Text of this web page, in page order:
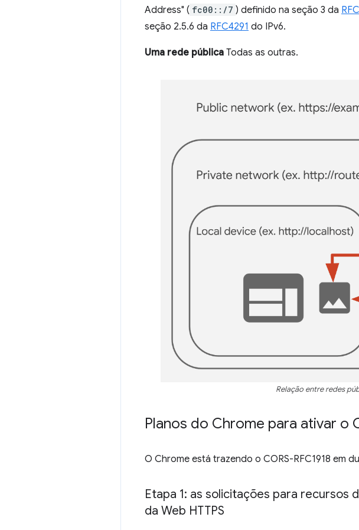
Address" ( fc00::/7 ) definido na seção 3 da
seção 2.5.6 da RFC4291 do IPv6.
Uma rede pública Todas as outras.
Relação entre redes
Planos do Chrome para ativar o
O Chrome está trazendo o CORS-RFC1918 em
Etapa 1: as solicitações para recursos
da Web HTTPS